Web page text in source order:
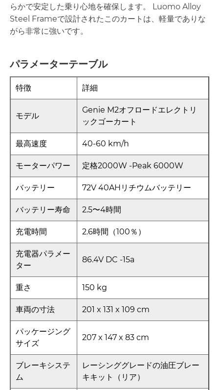
らかで安定した乗り心地を確保します。 Luomo Alloy
Steel Frameで設計されたこのカートは、軽量でありな
がら非常に強いです。
パラメーターテーブル
特徴 詳細
モデル
Genie M2オフロードエレクトリ
ックゴーカート
最高速度 40-60 km/h
モーターパワー 定格2000W -Peak 6000W
バッテリー 72V 40AHリチウムバッテリー
バッテリー寿命 2.5〜4時間
充電時間 2.6時間（100％）
充電器パラメー
ター
86.4V DC -15a
重さ 150 kg
車両の寸法 201 x 131 x 109 cm
パッケージング
サイズ
207 x 147 x 83 cm
ブレーキシステ
ム
レーシンググレードの油圧ブレー
キキット（リア）